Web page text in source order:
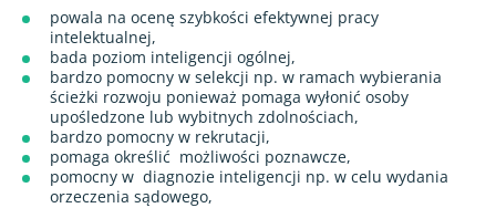
powala na ocenę szybkości efektywnej pracy
intelektualnej,
bada poziom inteligencji ogólnej,
bardzo pomocny w selekcji np. w ramach wybierania
ścieżki rozwoju ponieważ pomaga wyłonić osoby
upośledzone lub wybitnych zdolnościach,
bardzo pomocny w rekrutacji,
pomaga określić możliwości poznawcze,
pomocny w diagnozie inteligencji np. w celu wydania
orzeczenia sądowego,